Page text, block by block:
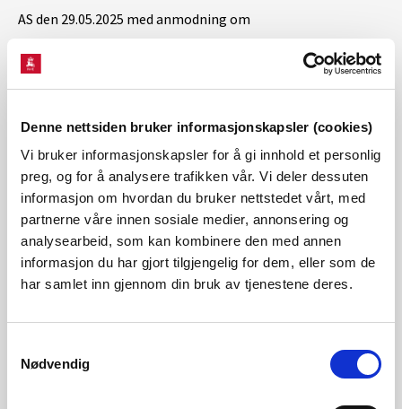
Denne nettsiden bruker informasjonskapsler (cookies)
Vi bruker informasjonskapsler for å gi innhold et personlig
preg, og for å analysere trafikken vår. Vi deler dessuten
informasjon om hvordan du bruker nettstedet vårt, med
partnerne våre innen sosiale medier, annonsering og
analysearbeid, som kan kombinere den med annen
informasjon du har gjort tilgjengelig for dem, eller som de
har samlet inn gjennom din bruk av tjenestene deres.
Nødvendig
AS den 29.05.2025 med anmodning om
konsesjonspliktvurdering av opprusting og utvidelse av
Kaldåga kraftverk. Opprusting og utvidelse av Kaldåga
installert effekt og ny vannvei i fjell. Helgeland Kraft
Vannkraft AS (HKV) har fremlagt to alternative løsninger
for ny kraftstasjon og for inntak. NVE vurderer at de
fremlagte alternativene ikke vil føre til nye ulemper eller
skader for allmenne interesser av et slikt omfang at det er
konsesjonspliktig etter vassdragsreguleringsloven § 3.
opprusting og utvidelse av kraftverket ikke vil påvirke